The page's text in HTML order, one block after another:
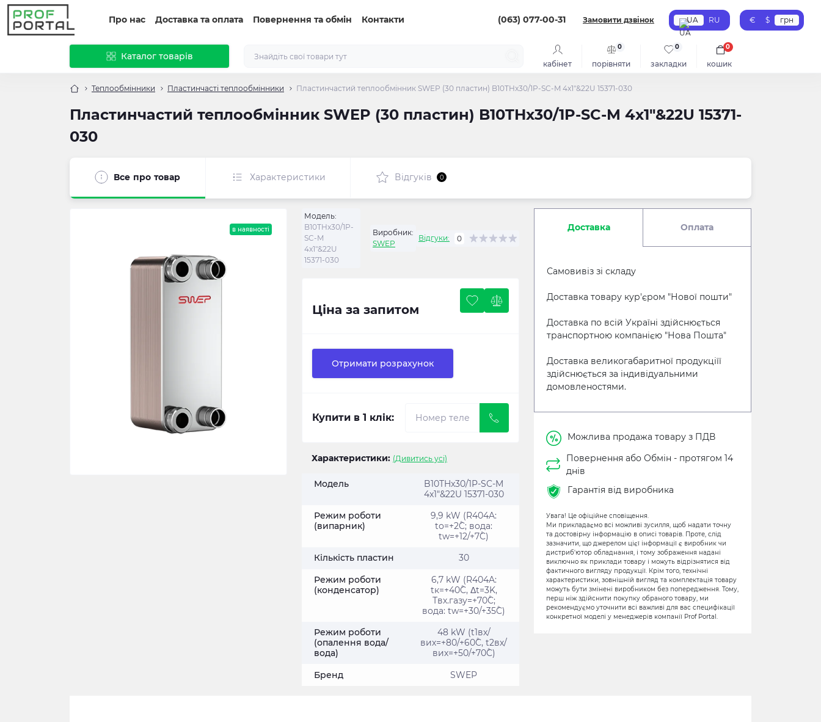
Про нас Доставка та оплата Повернення та обмін Контакти (063) 077-00-31 Замовити дзвінок UA RU € $ грн
Каталог товарів
кабінет порівняти
0
закладки
0
кошик
0
Теплообмінники Пластинчасті теплообмінники Пластинчастий теплообмінник SWEP (30 пластин) B10THx30/1P-SC-M 4x1"&22U 15371-030
Пластинчастий теплообмінник SWEP (30 пластин) B10THx30/1P-SC-M 4x1"&22U 15371-
030
Все про товар Характеристики Відгуків 0
в наявності
Модель:
B10THx30/1P-
SC-M
4x1"&22U
15371-030
Виробник:
SWEP
Відгуки: 0
Ціна за запитом
Отримати розрахунок
Купити в 1 клік:
Характеристики: (Дивитись усі)
Модель
B10THx30/1P-SC-M
4x1"&22U 15371-030
Режим роботи
(випарник)
9,9 kW (R404A:
tо=+2˚C; вода:
tw=+12/+7˚C)
Кількість пластин
30
Режим роботи
(конденсатор)
6,7 kW (R404A:
tк=+40˚C, Δt=3K,
Твх.газу=+70˚C;
вода: tw=+30/+35˚C)
Режим роботи
(опалення вода/
вода)
48 kW (t1вх/
вих=+80/+60˚C, t2вх/
вих=+50/+70˚C)
Бренд
SWEP
Доставка Оплата
Самовивіз зі складу
Доставка товару кур'єром "Нової пошти"
Доставка по всій Україні здійснюється
транспортною компанією "Нова Пошта"
Доставка великогабаритної продукціїї
здійснюється за індивідуальними
домовленостями.
Можлива продажа товару з ПДВ
Повернення або Обмін - протягом 14
днів
Гарантія від виробника
Увага! Це офіційне сповіщення.
Ми прикладаємо всі можливі зусилля, щоб надати точну
та достовірну інформацію в описі товарів. Проте, слід
зазначити, що джерелом цієї інформації є виробник чи
дистриб'ютор обладнання, і тому зображення надані
виключно як приклади товару і можуть відрізнятися від
фактичного вигляду продукції. Крім того, технічні
характеристики, зовнішній вигляд та комплектація товару
можуть бути змінені виробником без попередження. Тому,
перш ніж здійснити покупку обраного товару, ми
рекомендуємо уточнити всі важливі для вас специфікації
конкретної моделі у менеджерів компанії Prof Portal.